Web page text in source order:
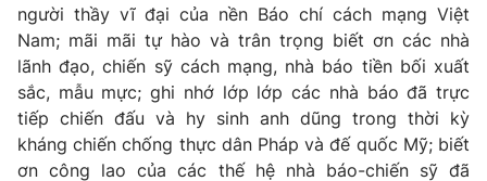
® Cấm sao chép dưới mọi hình thức nếu không có sự chấp
thuận bằng văn bản. Ghi rõ nguồn VTV.vn khi phát hành lại
thông tin từ website này.
người thầy vĩ đại của nền Báo chí cách mạng Việt
Nam; mãi mãi tự hào và trân trọng biết ơn các nhà
lãnh đạo, chiến sỹ cách mạng, nhà báo tiền bối xuất
sắc, mẫu mực; ghi nhớ lớp lớp các nhà báo đã trực
tiếp chiến đấu và hy sinh anh dũng trong thời kỳ
kháng chiến chống thực dân Pháp và đế quốc Mỹ; biết
ơn công lao của các thế hệ nhà báo-chiến sỹ đã